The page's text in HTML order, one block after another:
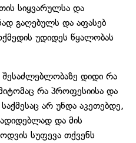
სიყვარულსა და
გაღებულს და აფასებ
უდიდეს წყალობას
დიდი რა
რა პროფესიისა და
არ უნდა აკეთებდე,
და მის
სუფევა თქვენს